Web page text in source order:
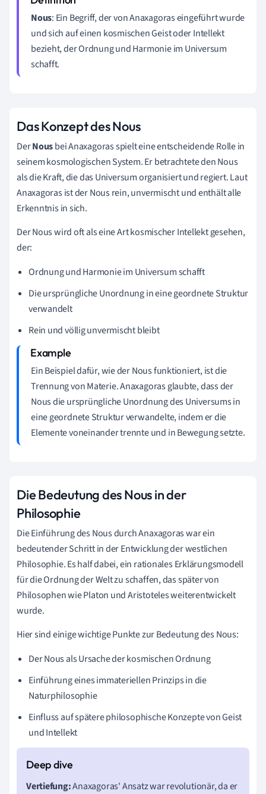
Nous: Ein Begriff, der von Anaxagoras eingeführt wurde
und sich auf einen kosmischen Geist oder Intellekt
bezieht, der Ordnung und Harmonie im Universum
schafft.
Das Konzept des Nous
DerNousbei Anaxagoras spielt eine entscheidende Rolle in
seinem kosmologischen System. Er betrachtete den Nous
als die Kraft, die das Universum organisiert und regiert. Laut
Anaxagoras ist der Nous rein, unvermischt und enthält alle
Erkenntnis in sich.
Der Nous wird oft als eine Art kosmischer Intellekt gesehen,
der:
Ordnung und Harmonie im Universum schafft
Die ursprüngliche Unordnung in eine geordnete Struktur
verwandelt
Rein und völlig unvermischt bleibt
Ein Beispiel dafür, wie der Nous funktioniert, ist die
Trennung von Materie. Anaxagoras glaubte, dass der
Nous die ursprüngliche Unordnung des Universums in
eine geordnete Struktur verwandelte, indem er die
Elemente voneinander trennte und in Bewegung setzte.
Die Bedeutung des Nous in der
Philosophie
Die Einführung des Nous durch Anaxagoras war ein
bedeutender Schritt in der Entwicklung der westlichen
Philosophie. Es half dabei, ein rationales Erklärungsmodell
für die Ordnung der Welt zu schaffen, das später von
Philosophen wie Platon und Aristoteles weiterentwickelt
wurde.
Hier sind einige wichtige Punkte zur Bedeutung des Nous:
Der Nous als Ursache der kosmischen Ordnung
Einführung eines immateriellen Prinzips in die
Naturphilosophie
Einfluss auf spätere philosophische Konzepte von Geist
und Intellekt
Vertiefung:Anaxagoras' Ansatz war revolutionär, da er